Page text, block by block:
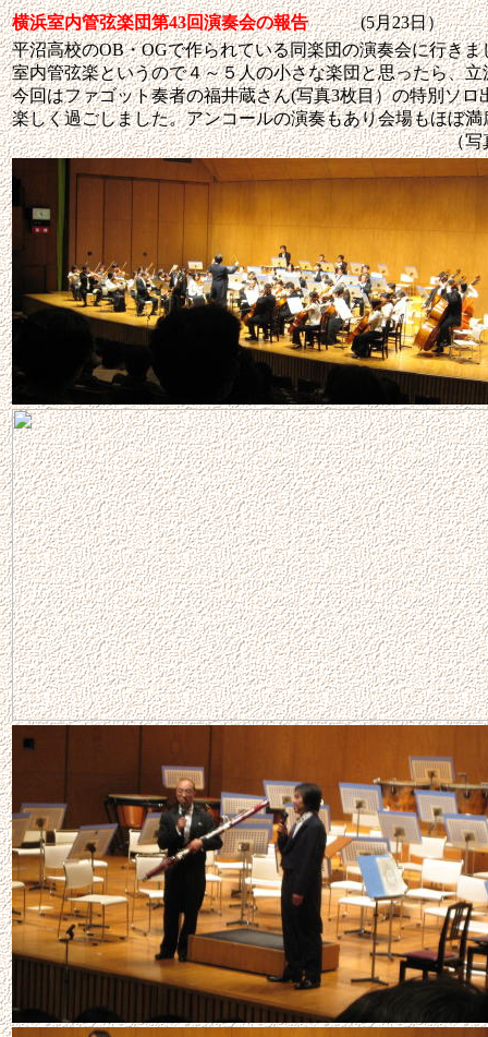
横浜室内管弦楽団第43回演奏会の報告(5月23日）
平沼高校のOB・OGで作られている同楽団の演奏会に行きま
室内管弦楽というので４～５人の小さな楽団と思ったら、
今回はファゴット奏者の福井蔵さん(写真3枚目）の特別ソロ
楽しく過ごしました。アンコールの演奏もあり会場もほぼ
（写真･報告：地